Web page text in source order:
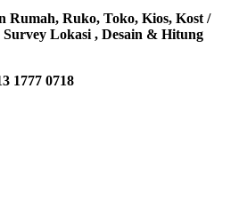
Rumah, Ruko, Toko, Kios, Kost /
Lokasi , Desain & Hitung
1777 0718